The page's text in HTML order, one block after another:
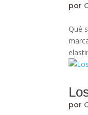
por
Qué
por